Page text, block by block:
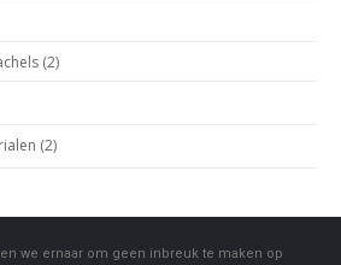
(2)
(2)
we ernaar om geen inbreuk te maken op